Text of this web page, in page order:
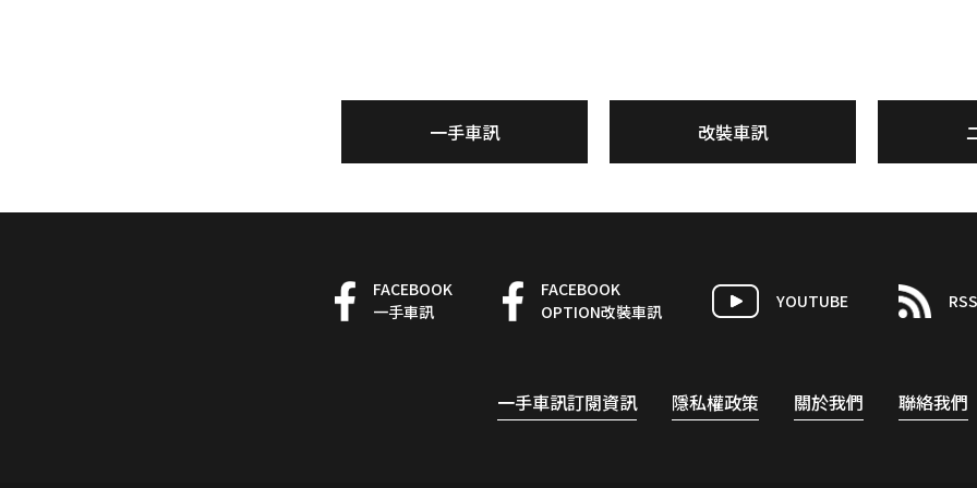
一手車訊 改裝車訊
FACEBOOK
一手車訊
FACEBOOK
OPTION改裝車訊
YOUTUBE RSS
一手車訊訂閱資訊 隱私權政策 關於我們 聯絡我們